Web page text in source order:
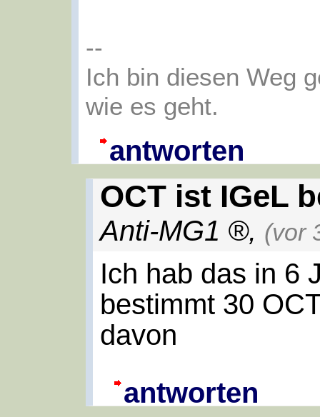
--
Ich bin diesen Weg
wie es geht.
antworten
OCT ist IGeL
Anti-MG1 , (vor
Ich hab das in 6
bestimmt 30
davon
antworten